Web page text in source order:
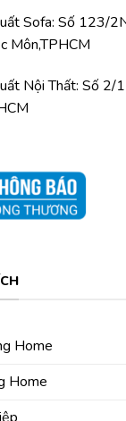
Sofa: Số 123/
Môn,TPHCM
Nội Thất: Số 2/
Home
Home